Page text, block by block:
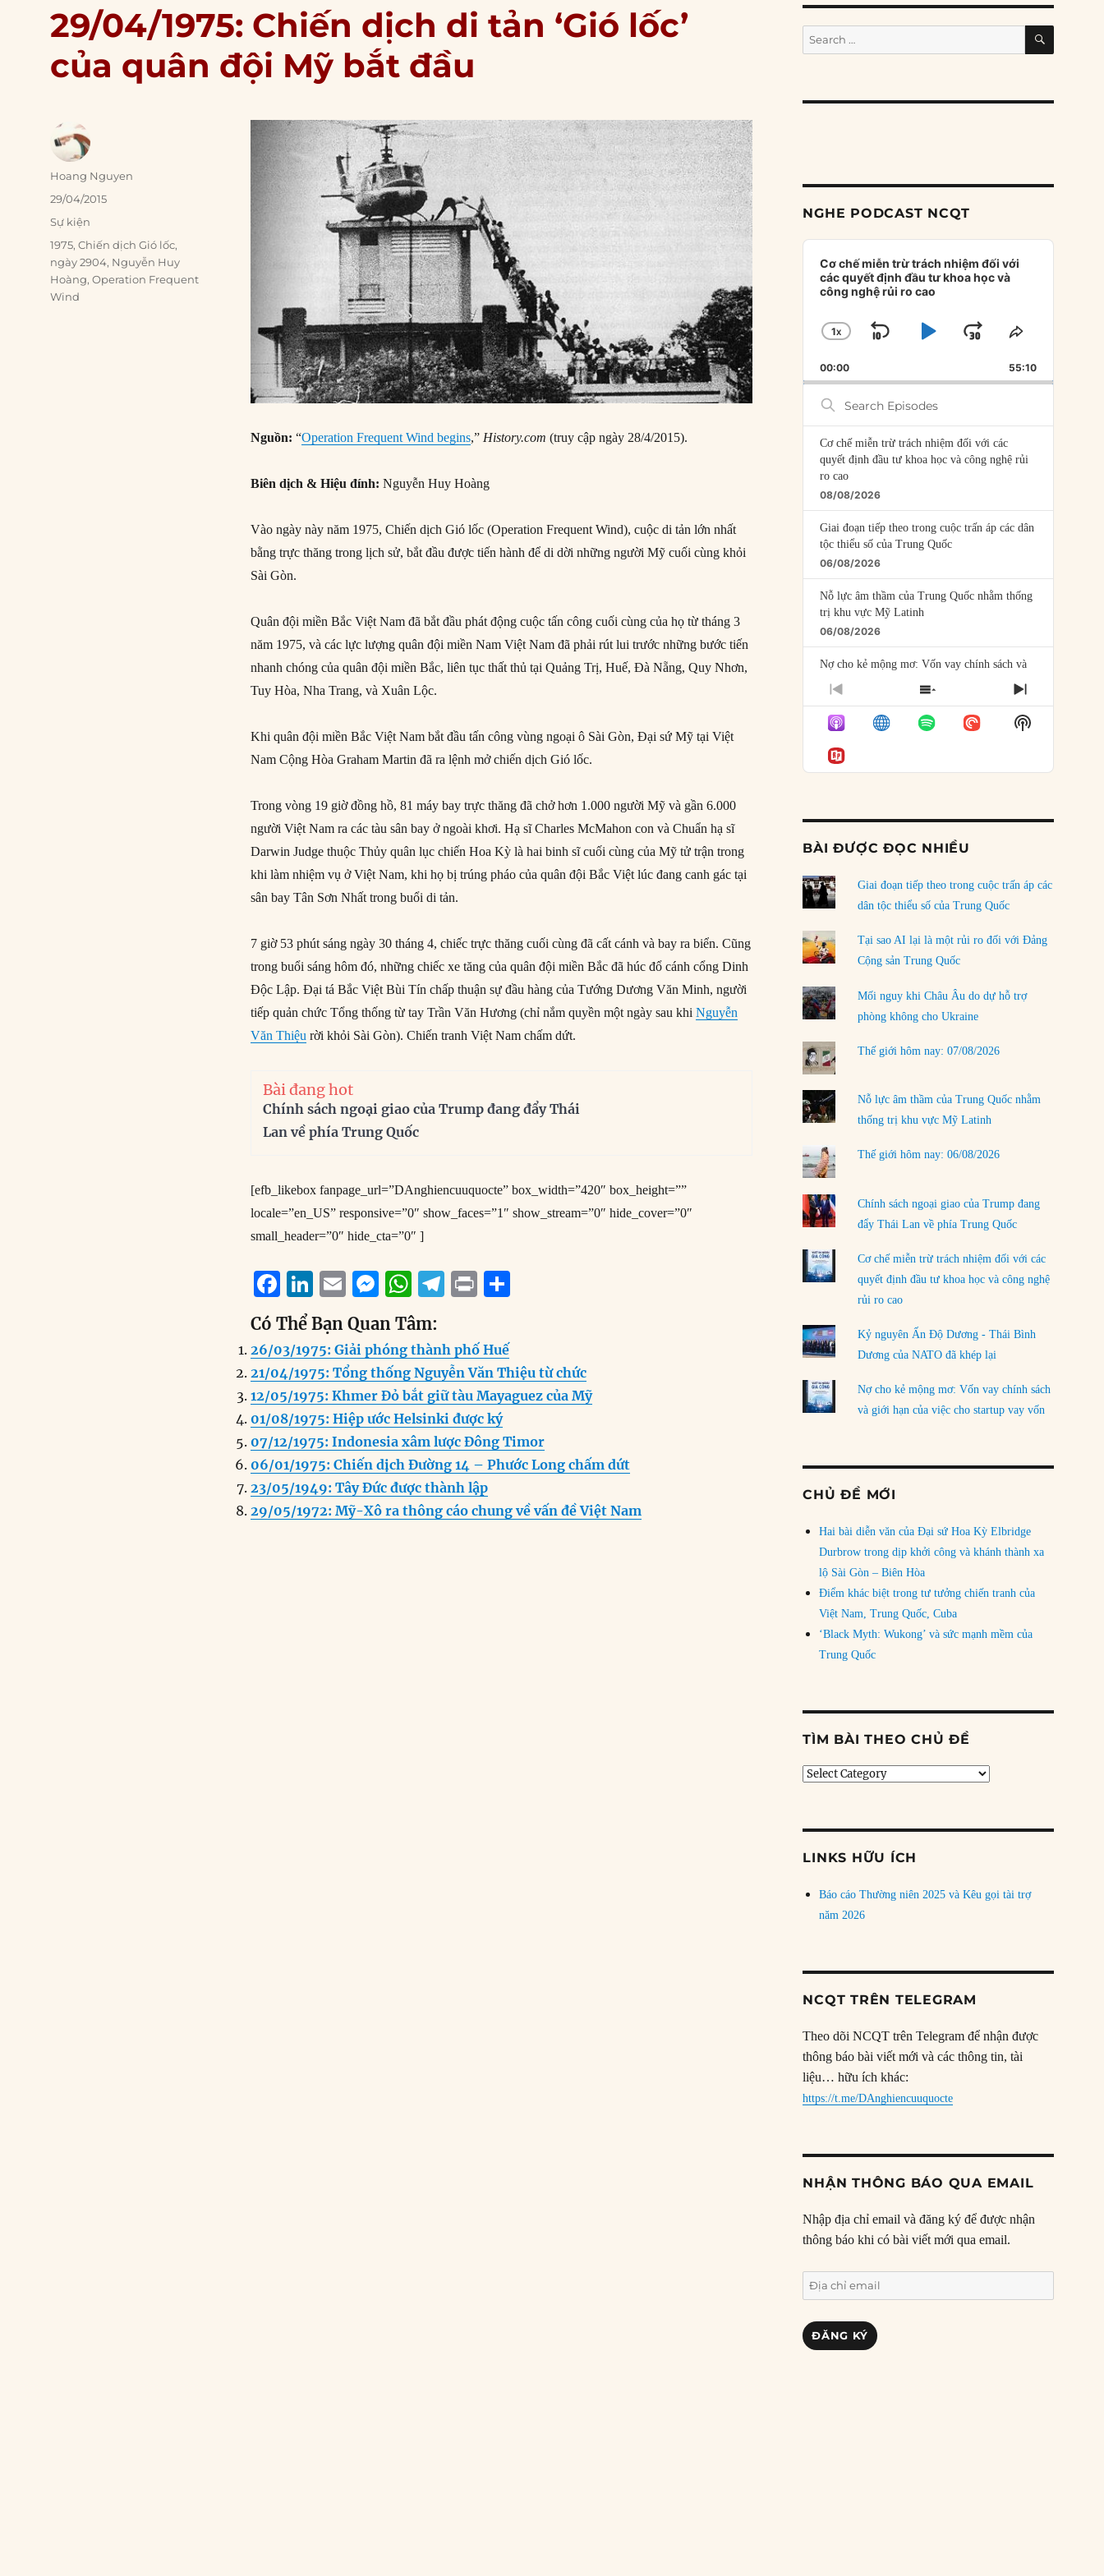
29/04/1975: Chiến dịch di tản ‘Gió lốc’
của quân đội Mỹ bắt đầu
Nguồn: “Operation Frequent Wind begins,” History.com (truy cập ngày 28/4/2015).
Biên dịch & Hiệu đính: Nguyễn Huy Hoàng
Vào ngày này năm 1975, Chiến dịch Gió lốc (Operation Frequent Wind), cuộc di tản lớn nhất
bằng trực thăng trong lịch sử, bắt đầu được tiến hành để di dời những người Mỹ cuối cùng khỏi
Sài Gòn.
Quân đội miền Bắc Việt Nam đã bắt đầu phát động cuộc tấn công cuối cùng của họ từ tháng 3
năm 1975, và các lực lượng quân đội miền Nam Việt Nam đã phải rút lui trước những bước tiến
nhanh chóng của quân đội miền Bắc, liên tục thất thủ tại Quảng Trị, Huế, Đà Nẵng, Quy Nhơn,
Tuy Hòa, Nha Trang, và Xuân Lộc.
Khi quân đội miền Bắc Việt Nam bắt đầu tấn công vùng ngoại ô Sài Gòn, Đại sứ Mỹ tại Việt
Nam Cộng Hòa Graham Martin đã ra lệnh mở chiến dịch Gió lốc.
Trong vòng 19 giờ đồng hồ, 81 máy bay trực thăng đã chở hơn 1.000 người Mỹ và gần 6.000
người Việt Nam ra các tàu sân bay ở ngoài khơi. Hạ sĩ Charles McMahon con và Chuẩn hạ sĩ
Darwin Judge thuộc Thủy quân lục chiến Hoa Kỳ là hai binh sĩ cuối cùng của Mỹ tử trận trong
khi làm nhiệm vụ ở Việt Nam, khi họ bị trúng pháo của quân đội Bắc Việt lúc đang canh gác tại
sân bay Tân Sơn Nhất trong buổi di tản.
7 giờ 53 phút sáng ngày 30 tháng 4, chiếc trực thăng cuối cùng đã cất cánh và bay ra biển. Cũng
trong buổi sáng hôm đó, những chiếc xe tăng của quân đội miền Bắc đã húc đổ cánh cổng Dinh
Độc Lập. Đại tá Bắc Việt Bùi Tín chấp thuận sự đầu hàng của Tướng Dương Văn Minh, người
tiếp quản chức Tổng thống từ tay Trần Văn Hương (chỉ nắm quyền một ngày sau khiNguyễn
Văn Thiệu rời khỏi Sài Gòn). Chiến tranh Việt Nam chấm dứt.
Bài đang hot
Chính sách ngoại giao của Trump đang đẩy Thái
Lan về phía Trung Quốc
[efb_likebox fanpage_url=”DAnghiencuuquocte” box_width=”420″ box_height=””
locale=”en_US” responsive=”0″ show_faces=”1″ show_stream=”0″ hide_cover=”0″
small_header=”0″ hide_cta=”0″ ]
F
a
c
e
b
o
o
k
Li
n
k
e
d
I
n
E
m
ai
l
M
ss
e
n
g
er
W
h
at
s
A
p
p
T
e
g
r
a
m
P
n
t
re
Có Thể Bạn Quan Tâm:
26/03/1975: Giải phóng thành phố Huế
21/04/1975: Tổng thống Nguyễn Văn Thiệu từ chức
12/05/1975: Khmer Đỏ bắt giữ tàu Mayaguez của Mỹ
01/08/1975: Hiệp ước Helsinki được ký
07/12/1975: Indonesia xâm lược Đông Timor
06/01/1975: Chiến dịch Đường 14 – Phước Long chấm dứt
23/05/1949: Tây Đức được thành lập
29/05/1972: Mỹ-Xô ra thông cáo chung về vấn đề Việt Nam
Author
Hoang Nguyen
Posted
29/04/2015
Categories
Sự kiện
Tags
1975,Chiến dịch Gió lốc,
ngày 2904, Nguyễn Huy
Hoàng,Operation Frequent
Wind
Search
for:
SEARCH
NGHE PODCAST NCQT
Audio
Player
Cơ chế miễn trừ trách nhiệm đối với
các quyết định đầu tư khoa học và
công nghệ rủi ro cao
CHANGE
RATE
1X
SKIP
BACKWARD
PLAYJUMP
FORWARD
SHARE
EPISODE
00:00 55:10
Search
Episodes
Cơ chế miễn trừ trách nhiệm đối với các
quyết định đầu tư khoa học và công nghệ rủi
ro cao
08/08/2026
Giai đoạn tiếp theo trong cuộc trấn áp các dân
tộc thiểu số của Trung Quốc
06/08/2026
Nỗ lực âm thầm của Trung Quốc nhằm thống
trị khu vực Mỹ Latinh
06/08/2026
Nợ cho kẻ mộng mơ: Vốn vay chính sách và
giới hạn của việc cho startup vay vốn
Mỹ Latinh đang trở thành “phòng thí nghiệm”
của phe cánh hữu mới
04/08/2026
Ngoại trưởng Nhật Bản?
Dương
03/08/2026
Đặt cược vào thất bại: Các quỹ đầu tư mạo
hiểm quốc gia và khía cạnh chính trị của vốn
02/08/2026
Làm thế nào để kết thúc Chiến tranh Iran?
01/08/2026
Chiến lược kế tiếp của Bắc Kinh ở Biển Đông
31/07/2026
LOAD MORE
PREVIOUS
EPISODE
SHOW
EPISODES
LIST
NEXT
EPISODE
Show
Podcast
BÀI ĐƯỢC ĐỌC NHIỀU
Giai đoạn tiếp theo trong cuộc trấn áp các
dân tộc thiểu số của Trung Quốc
Tại sao AI lại là một rủi ro đối với Đảng
Cộng sản Trung Quốc
Mối nguy khi Châu Âu do dự hỗ trợ
phòng không cho Ukraine
Thế giới hôm nay: 07/08/2026
Nỗ lực âm thầm của Trung Quốc nhằm
thống trị khu vực Mỹ Latinh
Thế giới hôm nay: 06/08/2026
Chính sách ngoại giao của Trump đang
đẩy Thái Lan về phía Trung Quốc
Cơ chế miễn trừ trách nhiệm đối với các
quyết định đầu tư khoa học và công nghệ
rủi ro cao
Kỷ nguyên Ấn Độ Dương - Thái Bình
Dương của NATO đã khép lại
Nợ cho kẻ mộng mơ: Vốn vay chính sách
và giới hạn của việc cho startup vay vốn
CHỦ ĐỀ MỚI
Hai bài diễn văn của Đại sứ Hoa Kỳ Elbridge
Durbrow trong dịp khởi công và khánh thành xa
lộ Sài Gòn – Biên Hòa
Điểm khác biệt trong tư tưởng chiến tranh của
Việt Nam, Trung Quốc, Cuba
‘Black Myth: Wukong’ và sức mạnh mềm của
Trung Quốc
TÌM BÀI THEO CHỦ ĐỀ
Tìm
LINKS HỮU ÍCH
Báo cáo Thường niên 2025 và Kêu gọi tài trợ
năm 2026
NCQT TRÊN TELEGRAM
Theo dõi NCQT trên Telegram để nhận được
thông báo bài viết mới và các thông tin, tài
liệu… hữu ích khác:
https://t.me/DAnghiencuuquocte
NHẬN THÔNG BÁO QUA EMAIL
Nhập địa chỉ email và đăng ký để được nhận
thông báo khi có bài viết mới qua email.
Địa
chỉ
email
ĐĂNG KÝ